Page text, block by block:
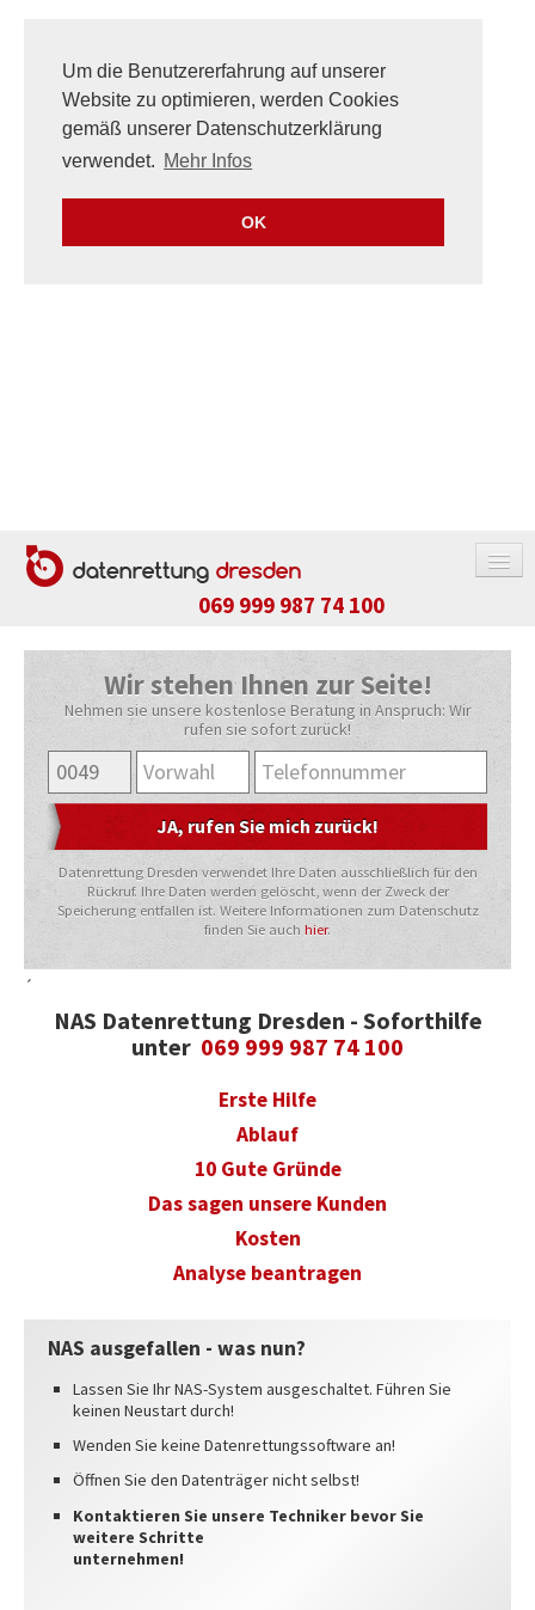
Um die Benutzererfahrung auf unserer
Website zu optimieren, werden Cookies
gemäß unserer Datenschutzerklärung
verwendet. Mehr Infos
OK
069 999 987 74 100
FESTPLATTE / SSD
NAS-SYSTEM
APPLE-PRODUKTE
USB-STICK / SPEICHERKARTE
HANDY / TABLET
KOSTEN
ABLAUF
RICHTIG VERPACKEN
HAFTUNGSAUSSCHLUSS
WIDERRUFSFORMULAR
STANDORTE
Wir stehen Ihnen zur Seite!
Nehmen sie unsere kostenlose Beratung in Anspruch: Wir
rufen sie sofort zurück!
Datenrettung Dresden verwendet Ihre Daten ausschließlich für den
Rückruf. Ihre Daten werden gelöscht, wenn der Zweck der
Speicherung entfallen ist. Weitere Informationen zum Datenschutz
finden Sie auch hier.
´
NAS Datenrettung Dresden - Soforthilfe
unter 069 999 987 74 100
Erste Hilfe
Ablauf
10 Gute Gründe
Das sagen unsere Kunden
Kosten
Analyse beantragen
NAS ausgefallen - was nun?
Lassen Sie Ihr NAS-System ausgeschaltet. Führen Sie
keinen Neustart durch!
Wenden Sie keine Datenrettungssoftware an!
Öffnen Sie den Datenträger nicht selbst!
Kontaktieren Sie unsere Techniker bevor Sie
weitere Schritte
unternehmen!